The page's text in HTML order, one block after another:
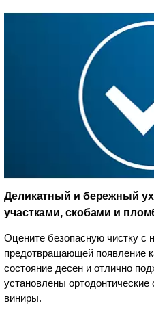
Деликатный и бережный
участками, скобами и
Оцените безопасную чистку с
предотвращающей появление
состояние десен и отлично
установлены
виниры.